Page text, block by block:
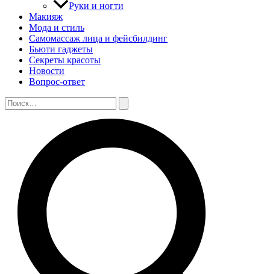
Руки и ногти
Макияж
Мода и стиль
Самомассаж лица и фейсбилдинг
Бьюти гаджеты
Секреты красоты
Новости
Вопрос-ответ
Поиск: